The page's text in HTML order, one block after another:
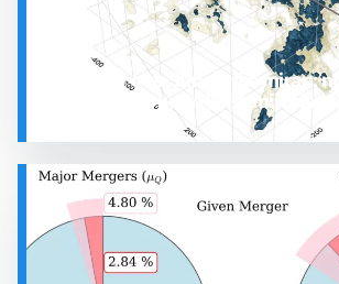
SVEMIR
Prostor oko Sunca nije miran:
otkrila plin koji stalno mijenja